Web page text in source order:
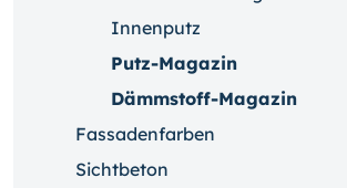
Innenputz
Putz-Magazin
Dämmstoff-Magazin
Fassadenfarben
Sichtbeton